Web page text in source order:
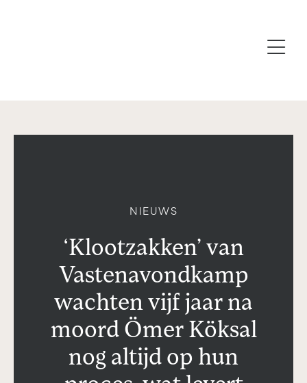
NIEUWS
‘Klootzakken’ van
Vastenavondkamp
wachten vijf jaar na
moord Ömer Köksal
nog altijd op hun